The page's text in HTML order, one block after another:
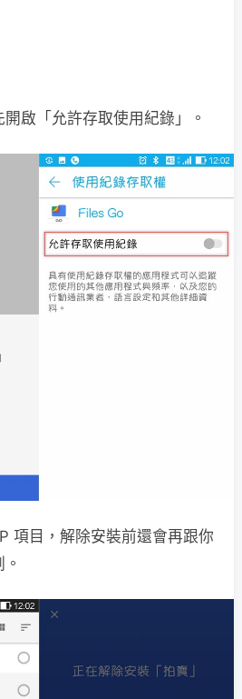
啟「允許存取使用紀錄」。
項目，解除安裝前還會再跟你